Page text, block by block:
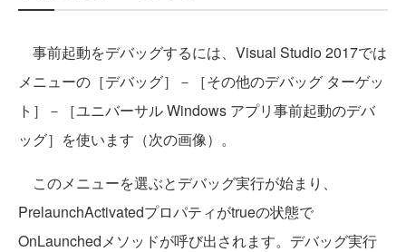
事前起動をデバッグするには、Visual Studio 2017では
メニューの［デバッグ］－［その他のデバッグ ターゲッ
ト］－［ユニバーサル Windows アプリ事前起動のデバ
ッグ］を使います（次の画像）。
このメニューを選ぶとデバッグ実行が始まり、
PrelaunchActivatedプロパティがtrueの状態で
OnLaunchedメソッドが呼び出されます。デバッグ実行